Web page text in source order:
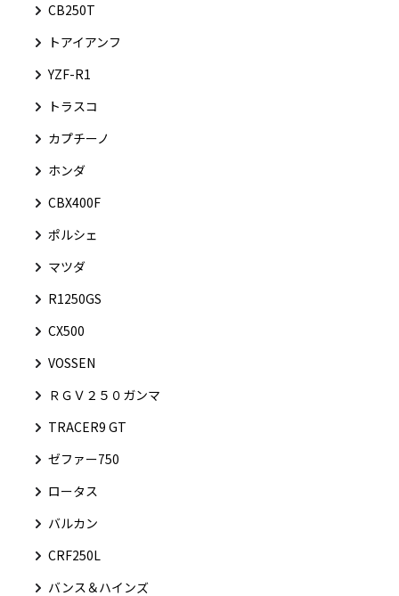
CB250T
トアイアンフ
YZF-R1
トラスコ
カプチーノ
ホンダ
CBX400F
ポルシェ
マツダ
R1250GS
CX500
VOSSEN
ＲＧＶ２５０ガンマ
TRACER9 GT
ゼファー750
ロータス
バルカン
CRF250L
バンス＆ハインズ